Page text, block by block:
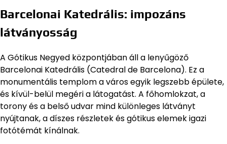
Barcelonai Katedrális: impozáns
látványosság
A Gótikus Negyed központjában áll a lenyűgöző
Barcelonai Katedrális (Catedral de Barcelona). Ez a
monumentális templom a város egyik legszebb épülete,
és kívül-belül megéri a látogatást. A főhomlokzat, a
torony és a belső udvar mind különleges látványt
nyújtanak, a díszes részletek és gótikus elemek igazi
fotótémát kínálnak.